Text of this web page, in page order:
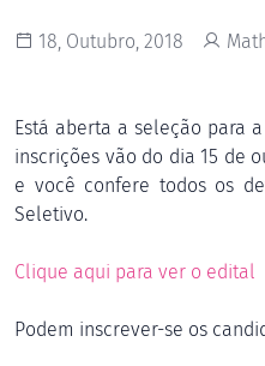
18, Outubro, 2018
Está aberta a seleção para
inscrições vão do dia 15 de
e você confere todos os
Seletivo.
Clique aqui para ver o edital
Podem inscrever-se os